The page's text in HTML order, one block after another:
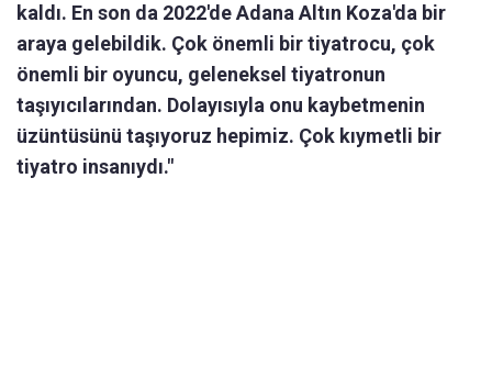
kaldı. En son da 2022'de Adana Altın Koza'da bir
araya gelebildik. Çok önemli bir tiyatrocu, çok
önemli bir oyuncu, geleneksel tiyatronun
taşıyıcılarından. Dolayısıyla onu kaybetmenin
üzüntüsünü taşıyoruz hepimiz. Çok kıymetli bir
tiyatro insanıydı."